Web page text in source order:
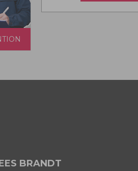
BRANDT